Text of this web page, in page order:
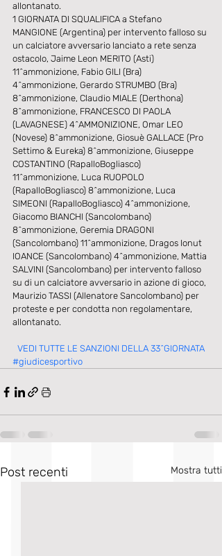
allontanato.
1 GIORNATA DI SQUALIFICA a Stefano
MANGIONE (Argentina) per intervento falloso su
un calciatore avversario lanciato a rete senza
ostacolo, Jaime Leon MERITO (Asti)
11^ammonizione, Fabio GILI (Bra)
4^ammonizione, Gerardo STRUMBO (Bra)
8^ammonizione, Claudio MIALE (Derthona)
8^ammonizione, FRANCESCO DI PAOLA
(LAVAGNESE) 4^AMMONIZIONE, Omar LEO
(Novese) 8^ammonizione, Giosuè GALLACE (Pro
Settimo & Eureka) 8^ammonizione, Giuseppe
COSTANTINO (RapalloBogliasco)
11^ammonizione, Luca RUOPOLO
(RapalloBogliasco) 8^ammonizione, Luca
SIMEONI (RapalloBogliasco) 4^ammonizione,
Giacomo BIANCHI (Sancolombano)
8^ammonizione, Geremia DRAGONI
(Sancolombano) 11^ammonizione, Dragos Ionut
IOANCE (Sancolombano) 4^ammonizione, Mattia
SALVINI (Sancolombano) per intervento falloso
su di un calciatore avversario in azione di gioco,
Maurizio TASSI (Allenatore Sancolombano) per
proteste e per condotta non regolamentare,
allontanato.
VEDI TUTTE LE SANZIONI DELLA 33^GIORNATA
#giudicesportivo
Post recenti Mostra tutti